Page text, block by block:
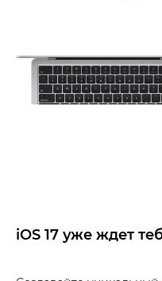
iOS 17 уже ждет